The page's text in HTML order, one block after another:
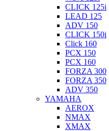
CLICK 125i
LEAD 125
ADV 150
CLICK 150i
Click 160
PCX 150
PCX 160
FORZA 300
FORZA 350
ADV 350
YAMAHA
AEROX
NMAX
XMAX